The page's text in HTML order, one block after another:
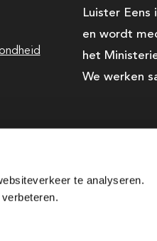
te analyseren.
Luister
en wordt
het
We werken